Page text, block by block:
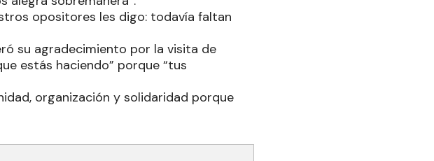
opositores les digo: todavía faltan
su agradecimiento por la visita de
estás haciendo” porque “tus
organización y solidaridad porque